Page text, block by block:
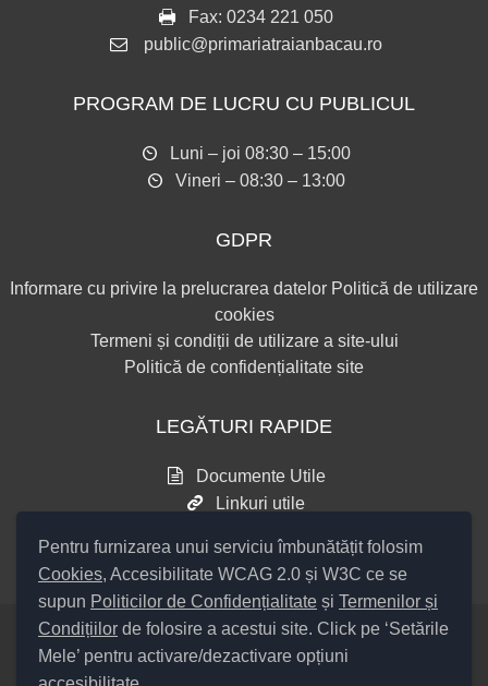
Pentru furnizarea unui serviciu îmbunătățit folosim
Cookies, Accesibilitate WCAG 2.0 și W3C ce se
supun Politicilor de Confidențialitate și Termenilor și
Condițiilor de folosire a acestui site. Click pe ‘Setările
Mele’ pentru activare/dezactivare opțiuni
Fax: 0234 221 050
public@primariatraianbacau.ro
PROGRAM DE LUCRU CU PUBLICUL
Luni – joi 08:30 – 15:00
Vineri – 08:30 – 13:00
GDPR
Informare cu privire la prelucrarea datelor Politică de utilizare
cookies
Termeni și condiții de utilizare a site-ului
Politică de confidențialitate site
LEGĂTURI RAPIDE
Documente Utile
Linkuri utile
Setări Cookies și Accesibilitate